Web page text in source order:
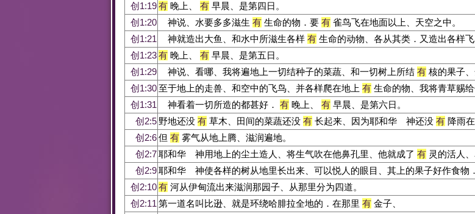
创1:19有 晚上、 有 早晨、是第四日。
创1:20
神说、水要多多滋生 有 生命的物．要 有 雀鸟飞在地面以上、天空之中。
创1:21
神就造出大鱼、和水中所滋生各样 有 生命的动物、各从其类．又造出各样
创1:23有 晚上、 有 早晨、是第五日。
创1:29
神说、看哪、我将遍地上一切结种子的菜蔬、和一切树上所结 有 核的果子
创1:30至于地上的走兽、和空中的飞鸟、并各样爬在地上 有 生命的物、我将青草赐
创1:31
神看着一切所造的都甚好． 有 晚上、 有 早晨、是第六日。
创2:5 野地还没 有 草木、田间的菜蔬还没 有 长起来、因为耶和华 神还没 有 降雨
创2:6但 有 雾气从地上腾、滋润遍地。
创2:7耶和华 神用地上的尘土造人、将生气吹在他鼻孔里、他就成了 有 灵的活人、
创2:9耶和华 神使各样的树从地里长出来、可以悦人的眼目、其上的果子好作食物
创2:10有 河从伊甸流出来滋润那园子、从那里分为四道。
创2:11 第一道名叫比逊、就是环绕哈腓拉全地的．在那里 有 金子、